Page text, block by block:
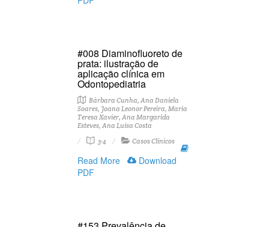
#008 Diaminofluoreto de
prata: ilustração de
aplicação clínica em
Odontopediatria
Bárbara Cunha, Ana Daniela
Soares, Joana Leonor Pereira, Maria
Teresa Xavier, Ana Margarida
Esteves, Ana Luísa Costa
3-4
Casos Clínicos
Read More
Download
PDF